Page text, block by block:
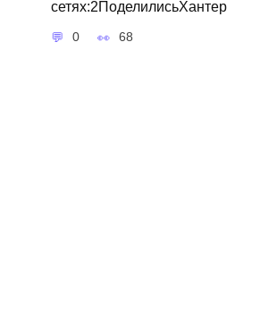
сетях:2ПоделилисьХантер
0 68